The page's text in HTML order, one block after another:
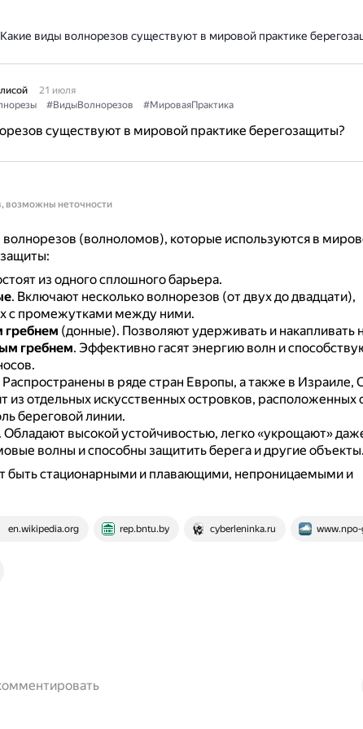
Какие виды волнорезов существуют в мировой практике
21 июля
#ВидыВолнорезов #МироваяПрактика
существуют в мировой практике берегозащиты?
возможны неточности
(волноломов), которые используются в
из одного сплошного барьера.
. Включают несколько волнорезов (от двух до двадцати),
с промежутками между ними.
гребнем (донные). Позволяют удерживать и накапливать
гребнем. Эффективно гасят энергию волн и
Распространены в ряде стран Европы, а также в Израиле,
из отдельных искусственных островков, расположенных
береговой линии.
Обладают высокой устойчивостью, легко «укрощают»
волны и способны защитить берега и другие объекты.
быть стационарными и плавающими, непроницаемыми и
en.wikipedia.org rep.bntu.by cyberleninka.ru www.npo-